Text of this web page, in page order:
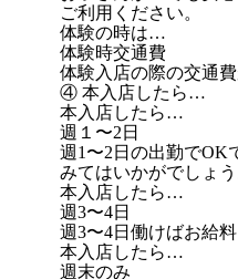
ご利用ください。
体験の時は…
体験時交通費
体験入店の際の交通
④ 本入店したら…
本入店したら…
週１〜2日
週1〜2日の出勤でOK
みてはいかがでしょう
本入店したら…
週3〜4日
週3〜4日働けばお給
本入店したら…
週末のみ